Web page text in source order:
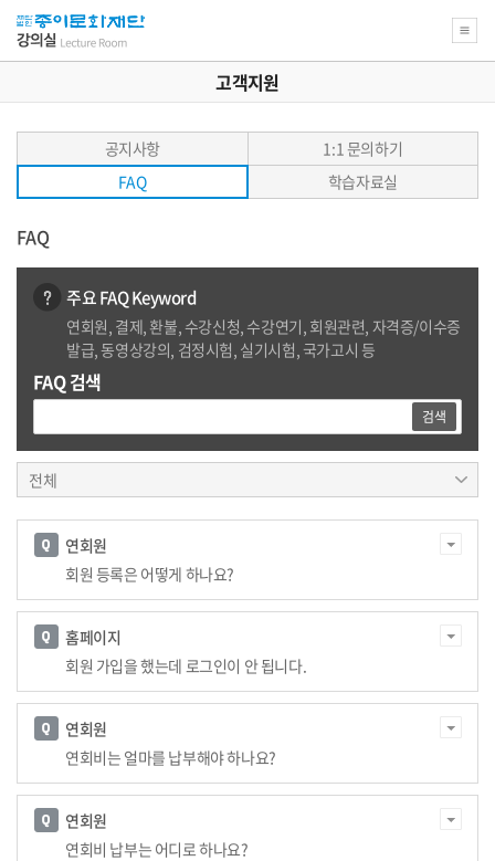
고객지원
공지사항
1:1 문의하기
FAQ
학습자료실
FAQ
주요 FAQ Keyword
연회원, 결제, 환불, 수강신청, 수강연기, 회원관련, 자격증/이수증
발급, 동영상강의, 검정시험, 실기시험, 국가고시 등
FAQ 검색
검
어
검색
전체
전
연회원
회원 등록은 어떻게 하나요?
홈페이지
회원 가입을 했는데 로그인이 안 됩니다.
연회원
연회비는 얼마를 납부해야 하나요?
연회원
연회비 납부는 어디로 하나요?